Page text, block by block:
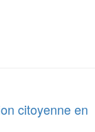
citoyenne en